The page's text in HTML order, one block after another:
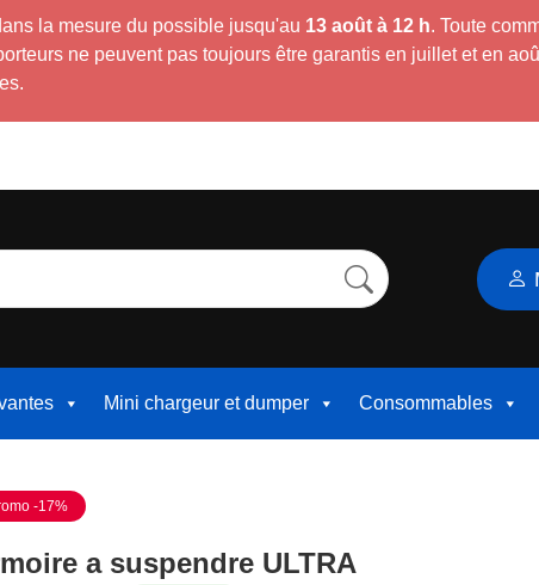
la mesure du possible jusqu'au 13 août à 12 h. Toute
ne peuvent pas toujours être garantis en juillet et en
Mini chargeur et dumper Consommables
-17%
a suspendre ULTRA